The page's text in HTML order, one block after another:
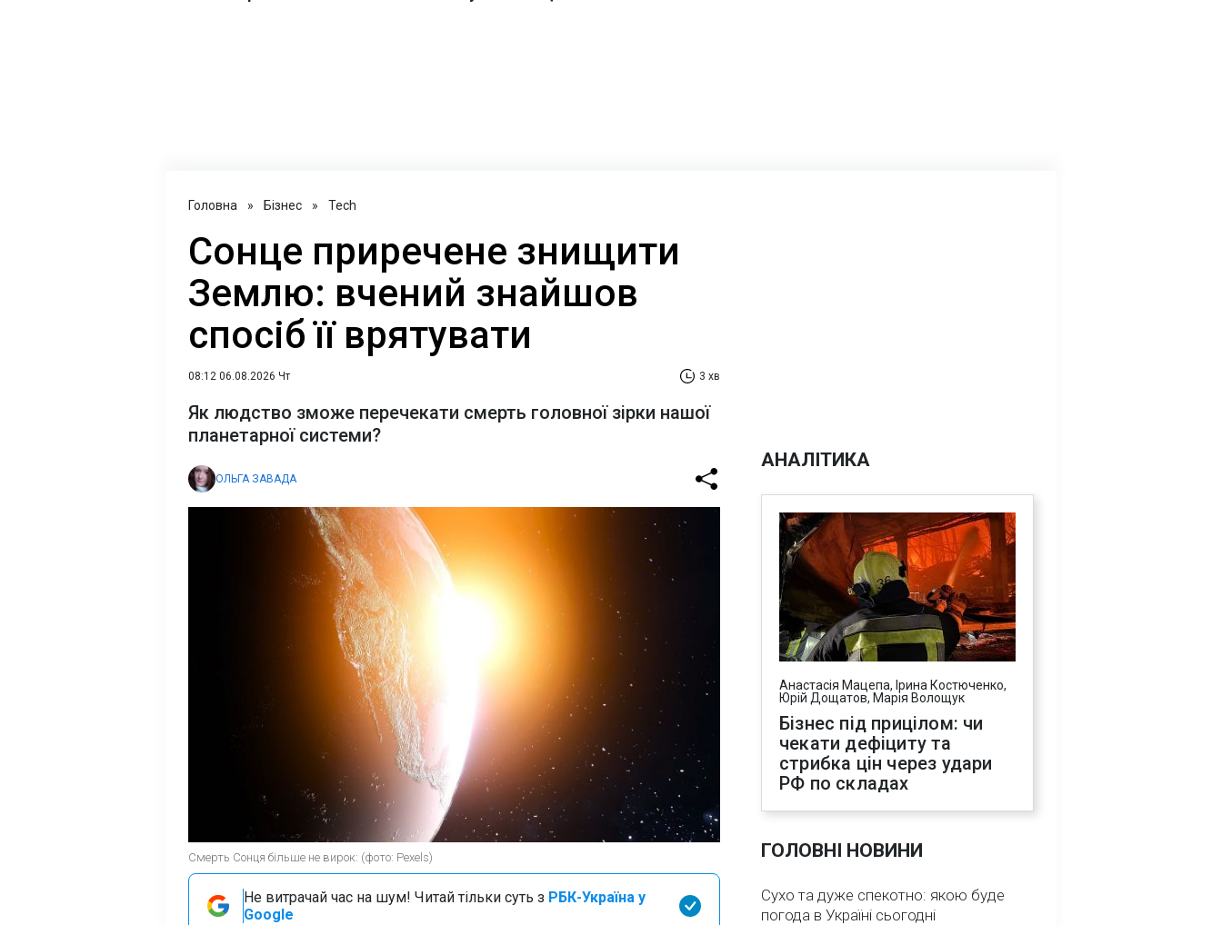
Головна » Бізнес » Tech
Сонце приречене знищити
Землю: вчений знайшов
спосіб її врятувати
08:12 06.08.2026 Чт 3 хв
Як людство зможе перечекати смерть головної зірки нашої
планетарної системи?
ОЛЬГА ЗАВАДА
Смерть Сонця більше не вирок: (фото: Pexels)
Не витрачай час на шум! Читай тільки суть з РБК-Україна у
Google
АНАЛІТИКА
Анастасія Мацепа, Ірина Костюченко,
Юрій Дощатов, Марія Волощук
Бізнес під прицілом: чи
чекати дефіциту та
стрибка цін через удари
РФ по складах
ГОЛОВНІ НОВИНИ
Сухо та дуже спекотно: якою буде
погода в Україні сьогодні